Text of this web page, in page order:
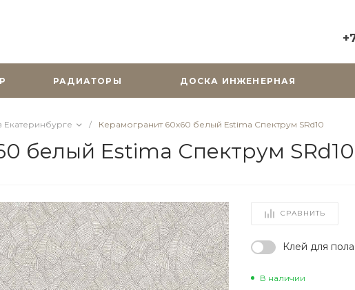
РАДИАТОРЫ ДОСКА ИНЖЕНЕРНАЯ
Екатеринбурге / Керамогранит 60x60 белый Estima Спектрум SRd10
белый Estima Спектрум SRd10
СРАВНИТЬ
Клей для
В наличии